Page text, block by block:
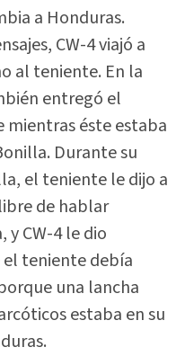
a Honduras.
CW-4 viajó a
al teniente. En la
entregó el
mientras éste estaba
Durante su
el teniente le dijo a
de hablar
CW-4 le dio
el teniente debía
una lancha
estaba en su